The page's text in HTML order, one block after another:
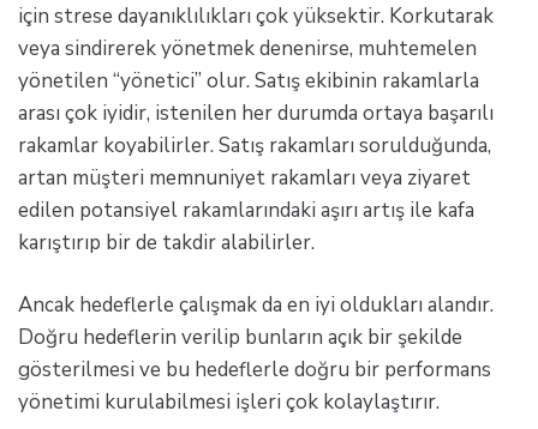
için strese dayanıklılıkları çok yüksektir. Korkutarak
veya sindirerek yönetmek denenirse, muhtemelen
yönetilen “yönetici” olur. Satış ekibinin rakamlarla
arası çok iyidir, istenilen her durumda ortaya başarılı
rakamlar koyabilirler. Satış rakamları sorulduğunda,
artan müşteri memnuniyet rakamları veya ziyaret
edilen potansiyel rakamlarındaki aşırı artış ile kafa
karıştırıp bir de takdir alabilirler.
Ancak hedeflerle çalışmak da en iyi oldukları alandır.
Doğru hedeflerin verilip bunların açık bir şekilde
gösterilmesi ve bu hedeflerle doğru bir performans
yönetimi kurulabilmesi işleri çok kolaylaştırır.